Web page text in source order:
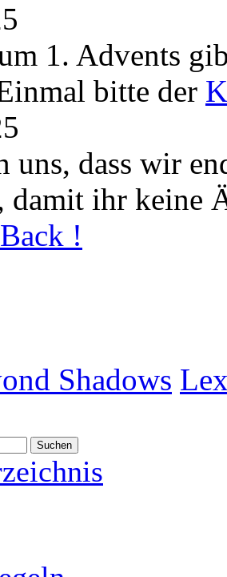
1. Advents
bitte der
uns, dass wir
ihr keine
!
Shadows
Suchen